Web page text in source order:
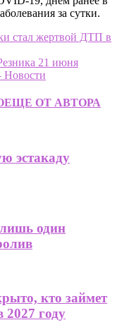
за сутки.
стал жертвой ДТП в
21 июня
Новости
ЕЩЕ ОТ АВТОРА
эстакаду
один
кто займет
2027 году